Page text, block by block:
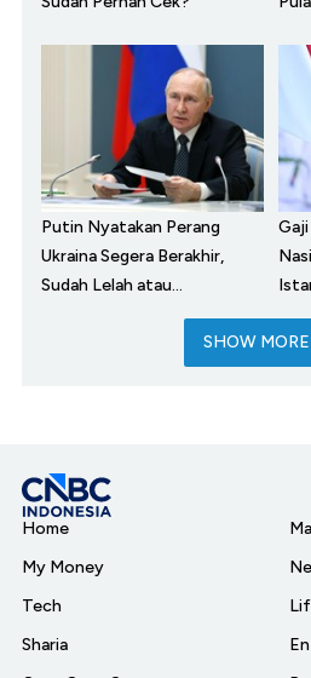
Putin Nyatakan Perang
Ukraina Segera Berakhir,
Sudah Lelah atau...
SHOW MORE
Home
My Money
Tech
Sharia